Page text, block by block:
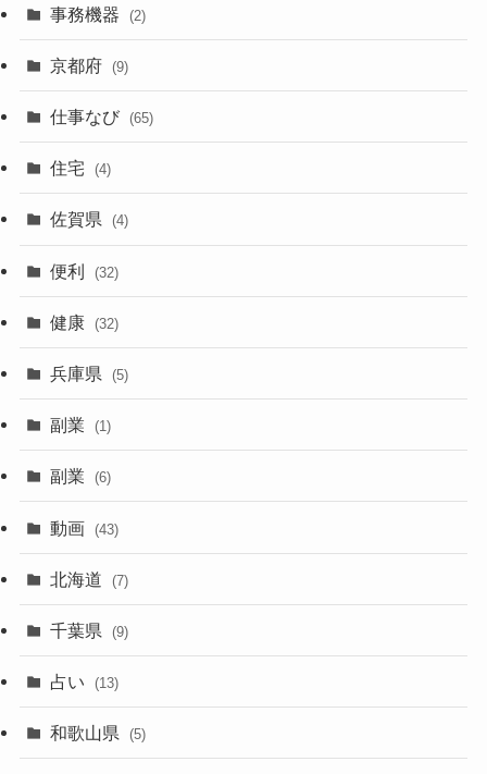
事務機器 (2)
京都府 (9)
仕事なび (65)
住宅 (4)
佐賀県 (4)
便利 (32)
健康 (32)
兵庫県 (5)
副業 (1)
副業 (6)
動画 (43)
北海道 (7)
千葉県 (9)
占い (13)
和歌山県 (5)